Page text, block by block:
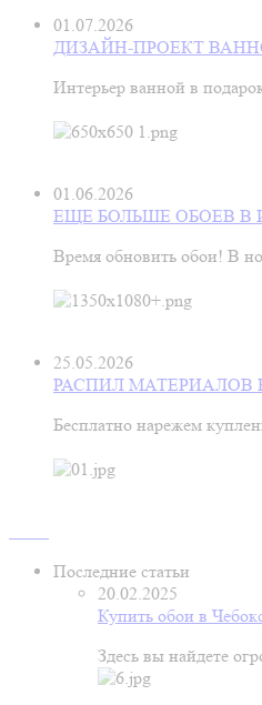
01.07.2026
ДИЗАЙН-ПРОЕКТ
Интерьер ванной в
01.06.2026
ЕЩЕ БОЛЬШЕ ОБОЕВ В
Время обновить обои! В
25.05.2026
РАСПИЛ МАТЕРИАЛОВ
Бесплатно нарежем
Последние статьи
20.02.2025
Купить обои в
Здесь вы найдете